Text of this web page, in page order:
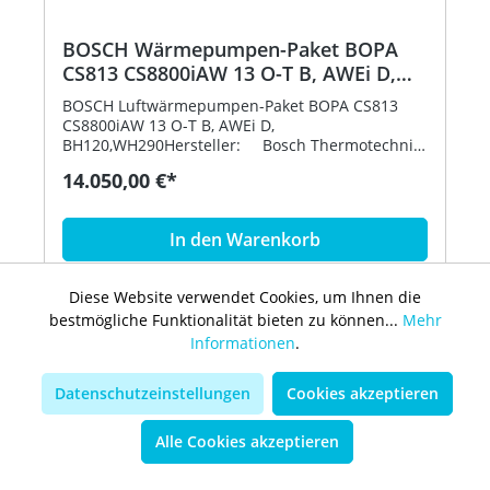
BOSCH Wärmepumpen-Paket BOPA
CS813 CS8800iAW 13 O-T B, AWEi D,
BH120,WH290 7739625470
BOSCH Luftwärmepumpen-Paket BOPA CS813
CS8800iAW 13 O-T B, AWEi D,
BH120,WH290Hersteller: Bosch Thermotechnik
Nr.: 7739625470bestehend aus: · BOSCH Mono-
schwarz, 3-phasig, 1050x1350x540, Bestell-Nr.:
7724002139 · BOSCH Monoblock-Inneneinheit
AWEi D, CS8800 Baureihe, Inneneinh.
Pufferspeicher STORA BH 120-5 1 A, für
Wärmepumpen, 980x600, 120 L, silber, Bestell-
Nr.: 7735501535 · BOSCH Wärmepumpenspei.
silber, Bestell-Nr.: 8735100641 · BOSCH Zubehör
für Warmwasserspeicher SF4, Speicherfühler
ohne Befestigungsset, Bestell-Nr.: 7735502290 ·
BOSCH Installationszubehör HPF 1",
Schlammabscheider 1", Bestell-Nr.:
14.050,00 €*
In den Warenkorb
A+++
Datenblatt
Diese Website verwendet Cookies, um Ihnen die
bestmögliche Funktionalität bieten zu können... Mehr
Informationen.
Datenschutzeinstellungen Cookies akzeptieren
Alle Cookies akzeptieren